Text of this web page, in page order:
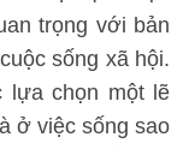
trọng với bản
sống xã hội.
lựa chọn một lẽ
ở việc sống sao